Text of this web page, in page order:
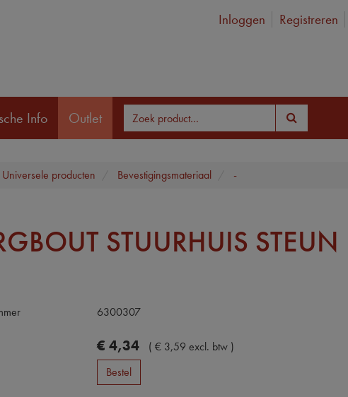
Inloggen Registreren
Info Outlet
Universele producten Bevestigingsmateriaal -
STUURHUIS STEUN
6300307
€ 4,34 (€ 3,59 excl. btw )
Bestel